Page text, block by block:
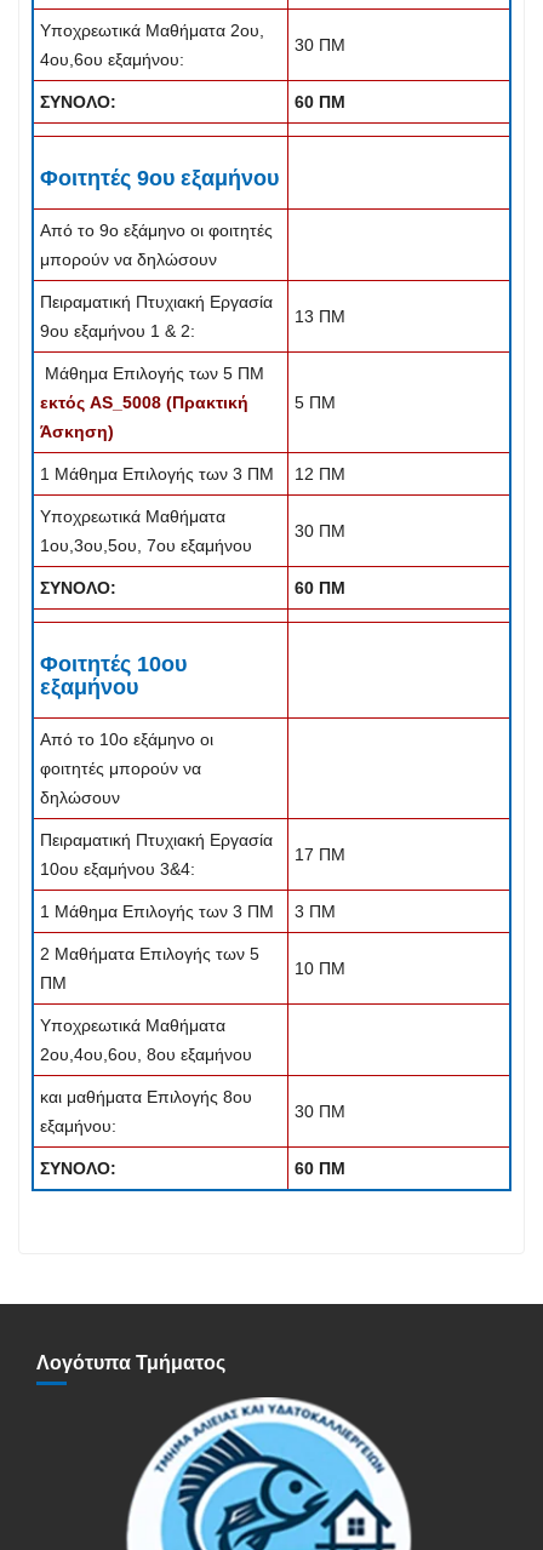
Υποχρεωτικά Μαθήματα 2ου,
4ου,6ου εξαμήνου:
30 ΠΜ
ΣΥΝΟΛΟ: 60 ΠΜ
Φοιτητές 9ου εξαμήνου
Από το 9ο εξάμηνο οι φοιτητές
μπορούν να δηλώσουν
Πειραματική Πτυχιακή Εργασία
9ου εξαμήνου 1 & 2:
13 ΠΜ
Μάθημα Επιλογής των 5 ΠΜ
εκτός AS_5008 (Πρακτική
Άσκηση)
5 ΠΜ
1 Μάθημα Επιλογής των 3 ΠΜ 12 ΠΜ
Υποχρεωτικά Μαθήματα
1ου,3ου,5ου, 7ου εξαμήνου
30 ΠΜ
ΣΥΝΟΛΟ: 60 ΠΜ
Φοιτητές 10ου
εξαμήνου
Από το 10ο εξάμηνο οι
φοιτητές μπορούν να
δηλώσουν
Πειραματική Πτυχιακή Εργασία
10ου εξαμήνου 3&4:
17 ΠΜ
1 Μάθημα Επιλογής των 3 ΠΜ 3 ΠΜ
2 Μαθήματα Επιλογής των 5
ΠΜ
10 ΠΜ
Υποχρεωτικά Μαθήματα
2ου,4ου,6ου, 8ου εξαμήνου
και μαθήματα Επιλογής 8ου
εξαμήνου:
30 ΠΜ
ΣΥΝΟΛΟ: 60 ΠΜ
Λογότυπα Τμήματος